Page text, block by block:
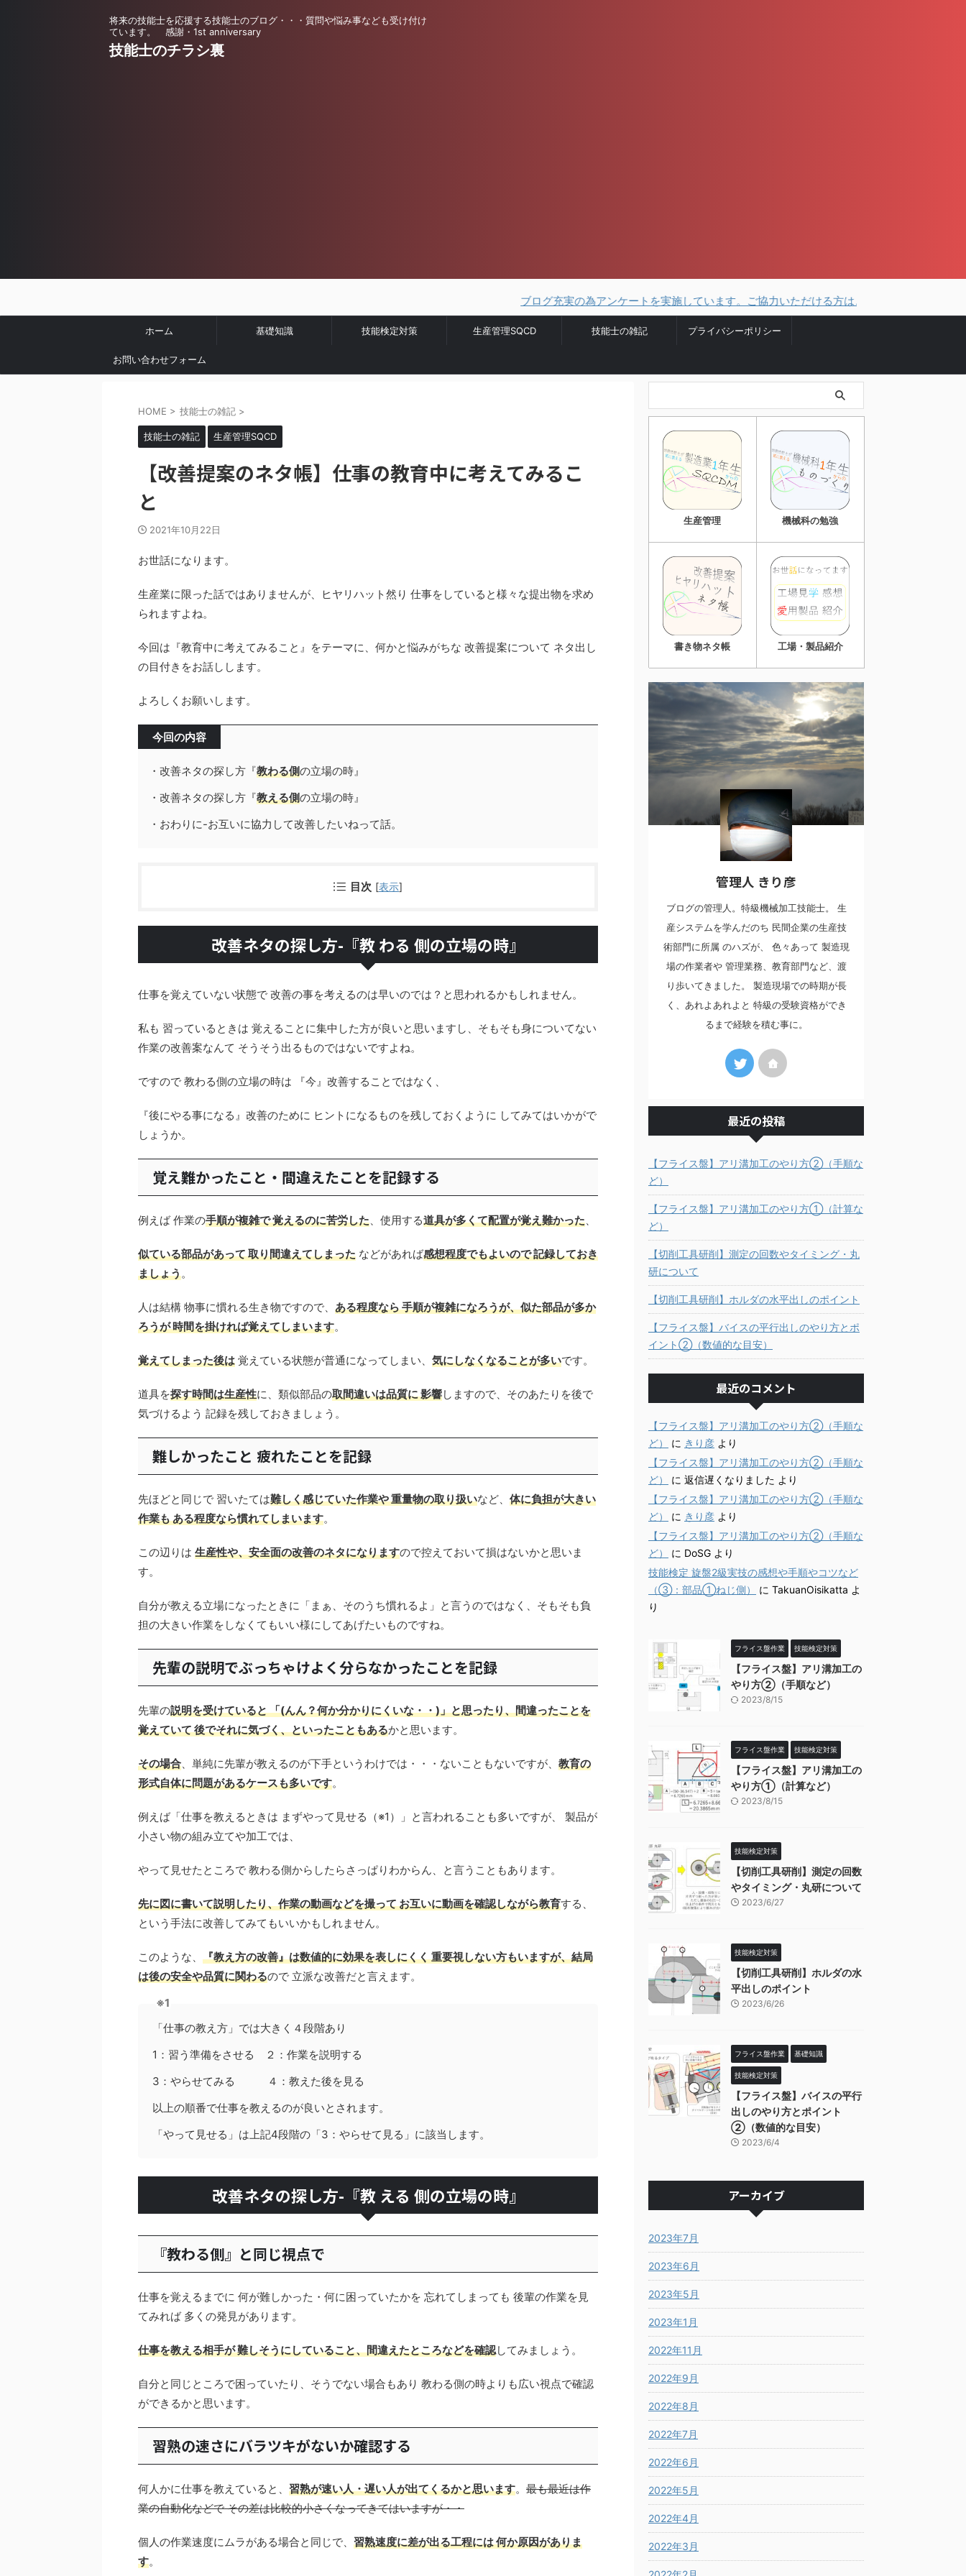
将来の技能士を応援する技能士のブログ・・・質問や悩み事なども受け付け
ています。 感謝・1st anniversary
技能士のチラシ裏
ブログ充実の為アンケートを実施しています。ご協力いただける方はこちらから。
ホーム 基礎知識 技能検定対策 生産管理SQCD 技能士の雑記 プライバシーポリシー
お問い合わせフォーム
HOME > 技能士の雑記 >
技能士の雑記 生産管理SQCD
【改善提案のネタ帳】仕事の教育中に考えてみるこ
と
2021年10月22日
お世話になります。
生産業に限った話ではありませんが、ヒヤリハット然り 仕事をしていると様々な提出物を求め
られますよね。
今回は『教育中に考えてみること』をテーマに、何かと悩みがちな 改善提案について ネタ出し
の目付きをお話しします。
よろしくお願いします。
今回の内容
・改善ネタの探し方『教わる側の立場の時』
・改善ネタの探し方『教える側の立場の時』
・おわりに-お互いに協力して改善したいねって話。
目次 [表示]
改善ネタの探し方-『教 わる 側の立場の時』
仕事を覚えていない状態で 改善の事を考えるのは早いのでは？と思われるかもしれません。
私も 習っているときは 覚えることに集中した方が良いと思いますし、そもそも身についてない
作業の改善案なんて そうそう出るものではないですよね。
ですので 教わる側の立場の時は 『今』改善することではなく、
『後にやる事になる』改善のために ヒントになるものを残しておくように してみてはいかがで
しょうか。
覚え難かったこと・間違えたことを記録する
例えば 作業の手順が複雑で 覚えるのに苦労した、使用する道具が多くて配置が覚え難かった、
似ている部品があって 取り間違えてしまった などがあれば感想程度でもよいので 記録しておき
ましょう。
人は結構 物事に慣れる生き物ですので、 ある程度なら 手順が複雑になろうが、似た部品が多か
ろうが 時間を掛ければ覚えてしまいます。
覚えてしまった後は 覚えている状態が普通になってしまい、 気にしなくなることが多いです。
道具を探す時間は生産性に、類似部品の取間違いは品質に 影響しますので、そのあたりを後で
気づけるよう 記録を残しておきましょう。
難しかったこと 疲れたことを記録
先ほどと同じで 習いたては難しく感じていた作業や 重量物の取り扱いなど、 体に負担が大きい
作業も ある程度なら慣れてしまいます。
この辺りは 生産性や、安全面の改善のネタになりますので控えておいて損はないかと思いま
す。
自分が教える立場になったときに「まぁ、そのうち慣れるよ」と言うのではなく、そもそも負
担の大きい作業をしなくてもいい様にしてあげたいものですね。
先輩の説明でぶっちゃけよく分らなかったことを記録
先輩の説明を受けていると 「(んん？何か分かりにくいな・・)」と思ったり、間違ったことを
覚えていて 後でそれに気づく、といったこともあるかと思います。
その場合、単純に先輩が教えるのが下手というわけでは・・・ないこともないですが、 教育の
形式自体に問題があるケースも多いです。
例えば「仕事を教えるときは まずやって見せる（※1）」と言われることも多いですが、 製品が
小さい物の組み立てや加工では、
やって見せたところで 教わる側からしたらさっぱりわからん、と言うこともあります。
先に図に書いて説明したり、作業の動画などを撮って お互いに動画を確認しながら教育する、
という手法に改善してみてもいいかもしれません。
このような、 『教え方の改善』は数値的に効果を表しにくく 重要視しない方もいますが、結局
は後の安全や品質に関わるので 立派な改善だと言えます。
※1
「仕事の教え方」では大きく４段階あり
1：習う準備をさせる ２：作業を説明する
3：やらせてみる ４：教えた後を見る
以上の順番で仕事を教えるのが良いとされます。
「やって見せる」は上記4段階の「3：やらせて見る」に該当します。
改善ネタの探し方-『教 える 側の立場の時』
『教わる側』と同じ視点で
仕事を覚えるまでに 何が難しかった・何に困っていたかを 忘れてしまっても 後輩の作業を見
てみれば 多くの発見があります。
仕事を教える相手が 難しそうにしていること、間違えたところなどを確認してみましょう。
自分と同じところで困っていたり、そうでない場合もあり 教わる側の時よりも広い視点で確認
ができるかと思います。
習熟の速さにバラツキがないか確認する
何人かに仕事を教えていると、 習熟が速い人・遅い人が出てくるかと思います。 最も最近は作
業の自動化などで その差は比較的小さくなってきてはいますが・・
個人の作業速度にムラがある場合と同じで、 習熟速度に差が出る工程には 何か原因がありま
す。
生産管理 機械科の勉強
書き物ネタ帳 工場・製品紹介
管理人 きり彦
ブログの管理人。特級機械加工技能士。 生
産システムを学んだのち 民間企業の生産技
術部門に所属 のハズが、 色々あって 製造現
場の作業者や 管理業務、教育部門など、渡
り歩いてきました。 製造現場での時期が長
く、あれよあれよと 特級の受験資格ができ
るまで経験を積む事に。
最近の投稿
【フライス盤】アリ溝加工のやり方②（手順な
ど）
【フライス盤】アリ溝加工のやり方①（計算な
ど）
【切削工具研削】測定の回数やタイミング・丸
研について
【切削工具研削】ホルダの水平出しのポイント
【フライス盤】バイスの平行出しのやり方とポ
イント②（数値的な目安）
最近のコメント
【フライス盤】アリ溝加工のやり方②（手順な
ど）
に きり彦 より
【フライス盤】アリ溝加工のやり方②（手順な
ど）
に 返信遅くなりました より
【フライス盤】アリ溝加工のやり方②（手順な
ど）
に きり彦 より
【フライス盤】アリ溝加工のやり方②（手順な
ど）
に DoSG より
技能検定 旋盤2級実技の感想や手順やコツなど
（③：部品①ねじ側）
に TakuanOisikatta よ
り
フライス盤作業 技能検定対策
【フライス盤】アリ溝加工の
やり方②（手順など）
2023/8/15
フライス盤作業 技能検定対策
【フライス盤】アリ溝加工の
やり方①（計算など）
2023/8/15
技能検定対策
【切削工具研削】測定の回数
やタイミング・丸研について
2023/6/27
技能検定対策
【切削工具研削】ホルダの水
平出しのポイント
2023/6/26
フライス盤作業 基礎知識
技能検定対策
【フライス盤】バイスの平行
出しのやり方とポイント
②（数値的な目安）
2023/6/4
アーカイブ
2023年7月
2023年6月
2023年5月
2023年1月
2022年11月
2022年9月
2022年8月
2022年7月
2022年6月
2022年5月
2022年4月
2022年3月